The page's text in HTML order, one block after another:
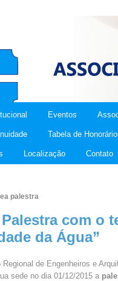
Eventos
Tabela de
Localização Contato
palestra
com o
da Água”
Regional de Engenheiros e
sede no dia 01/12/2015 a